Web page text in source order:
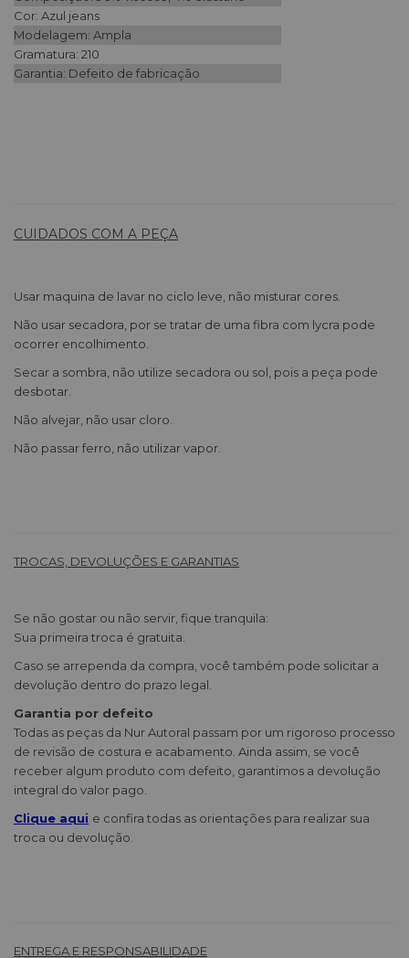
Cor: Azul jeans
Modelagem: Ampla
Gramatura: 210
Garantia: Defeito de fabricação
CUIDADOS COM A PEÇA
Usar maquina de lavar no ciclo leve, não misturar cores.
Não usar secadora, por se tratar de uma fibra com lycra pode
ocorrer encolhimento.
Secar a sombra, não utilize secadora ou sol, pois a peça pode
desbotar.
Não alvejar, não usar cloro.
Não passar ferro, não utilizar vapor.
TROCAS, DEVOLUÇÕES E GARANTIAS
Se não gostar ou não servir, fique tranquila:
Sua primeira troca é gratuita.
Caso se arrependa da compra, você também pode solicitar a
devolução dentro do prazo legal.
Garantia por defeito
Todas as peças da Nur Autoral passam por um rigoroso processo
de revisão de costura e acabamento. Ainda assim, se você
receber algum produto com defeito, garantimos a devolução
integral do valor pago.
Clique aqui e confira todas as orientações para realizar sua
troca ou devolução.
ENTREGA E RESPONSABILIDADE